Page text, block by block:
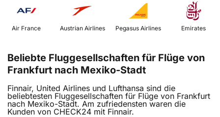
Air France Austrian Airlines Emirates
Beliebte Fluggesellschaften für Flüge von
Frankfurt nach Mexiko-Stadt
Finnair, United Airlines und Lufthansa sind die
beliebtesten Fluggesellschaften für Flüge von Frankfurt
nach Mexiko-Stadt. Am zufriedensten waren die
Kunden von CHECK24 mit Finnair.